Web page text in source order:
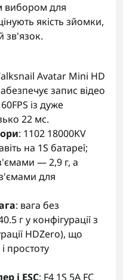
вибором для
якість зйомки,
зв'язок.
Avatar Mini HD
запис відео
із дуже
22 мс.
: 1102 18000KV
на 1S батареї;
— 2,9 г, а
для
: вага без
г у конфігурації з
HDZero), що
простоту
і ESC: F4 1S 5A FC